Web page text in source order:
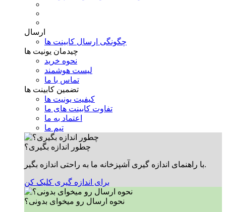
ارسال
چگونگی ارسال کابینت ها
چیدمان یونیت ها
نحوه خرید
لیست هوشمند
تماس با ما
تضمین کابینت ها
کیفیت یونیت ها
تفاوت کابینت های ما
اعتماد به ما
تیم ما
چطور اندازه بگیری؟
با راهنمای اندازه گیری آشپزخانه ما به راحتی اندازه بگیر.
برای اندازه گیری کلیک کن
نحوه ارسال رو میخوای بدونی؟